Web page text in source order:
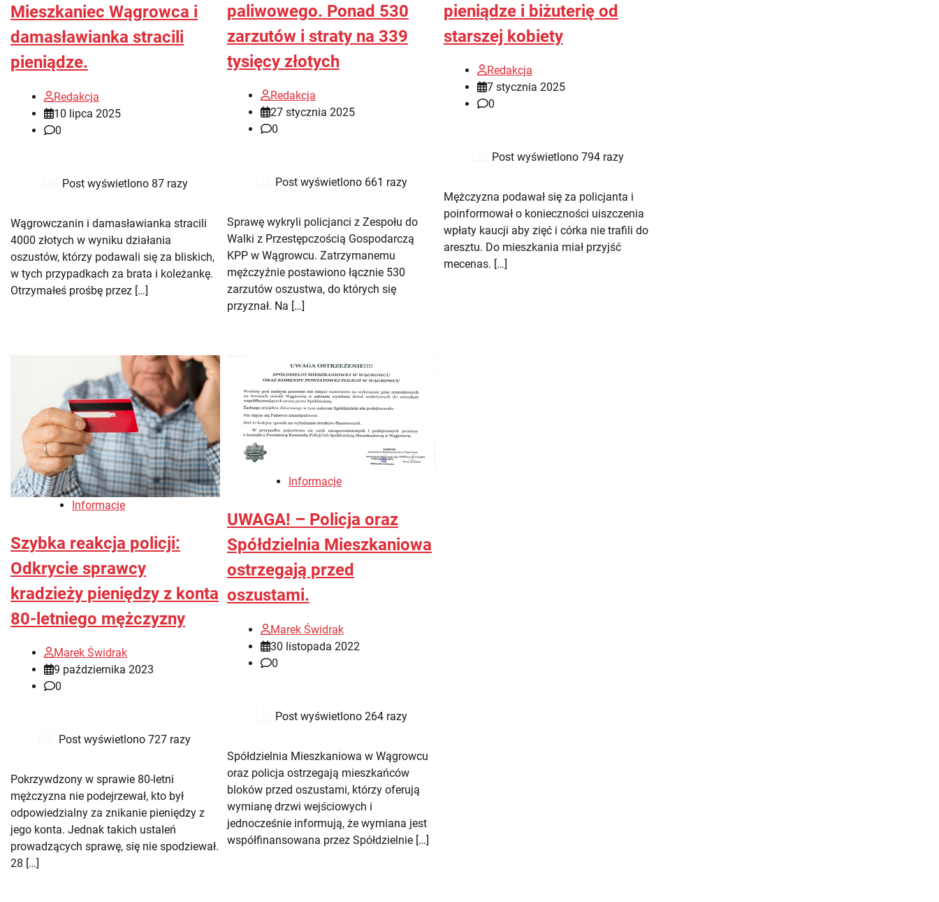
Mieszkaniec Wągrowca i
damasławianka stracili
pieniądze.
Redakcja
10 lipca 2025
0
Post wyświetlono 87 razy
Wągrowczanin i damasławianka stracili
4000 złotych w wyniku działania
oszustów, którzy podawali się za bliskich,
w tych przypadkach za brata i koleżankę.
Otrzymałeś prośbę przez […]
paliwowego. Ponad 530
zarzutów i straty na 339
tysięcy złotych
Redakcja
27 stycznia 2025
0
Post wyświetlono 661 razy
Sprawę wykryli policjanci z Zespołu do
Walki z Przestępczością Gospodarczą
KPP w Wągrowcu. Zatrzymanemu
mężczyźnie postawiono łącznie 530
zarzutów oszustwa, do których się
przyznał. Na […]
pieniądze i biżuterię od
starszej kobiety
Redakcja
7 stycznia 2025
0
Post wyświetlono 794 razy
Mężczyzna podawał się za policjanta i
poinformował o konieczności uiszczenia
wpłaty kaucji aby zięć i córka nie trafili do
aresztu. Do mieszkania miał przyjść
mecenas. […]
Informacje
Szybka reakcja policji:
Odkrycie sprawcy
kradzieży pieniędzy z konta
80-letniego mężczyzny
Marek Świdrak
9 października 2023
0
Post wyświetlono 727 razy
Pokrzywdzony w sprawie 80-letni
mężczyzna nie podejrzewał, kto był
odpowiedzialny za znikanie pieniędzy z
jego konta. Jednak takich ustaleń
prowadzących sprawę, się nie spodziewał.
28 […]
Informacje
UWAGA! – Policja oraz
Spółdzielnia Mieszkaniowa
ostrzegają przed
oszustami.
Marek Świdrak
30 listopada 2022
0
Post wyświetlono 264 razy
Spółdzielnia Mieszkaniowa w Wągrowcu
oraz policja ostrzegają mieszkańców
bloków przed oszustami, którzy oferują
wymianę drzwi wejściowych i
jednocześnie informują, że wymiana jest
współfinansowana przez Spółdzielnie […]